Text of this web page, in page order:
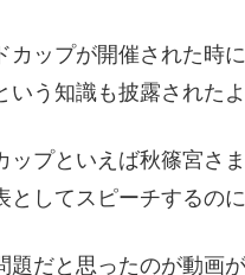
カップが開催された時
う知識も披露されたよ
ップといえば秋篠宮さ
としてスピーチするの
題だと思ったのが動画